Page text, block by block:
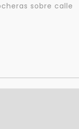
sobre calle